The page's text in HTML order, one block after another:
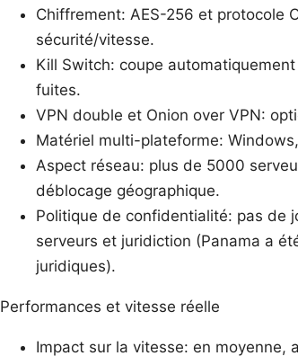
Chiffrement: AES-256 et protocole
sécurité/vitesse.
Kill Switch: coupe
fuites.
VPN double et Onion over VPN:
Matériel multi-plateforme:
Aspect réseau: plus de 5000
déblocage géographique.
Politique de confidentialité: pas de
serveurs et juridiction (Panama a
juridiques).
Performances et vitesse réelle
Impact sur la vitesse: en